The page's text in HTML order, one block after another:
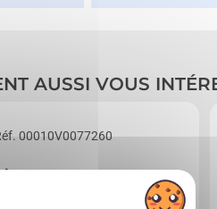
AUSSI VOUS
00010V0077260
et anse mousqueton